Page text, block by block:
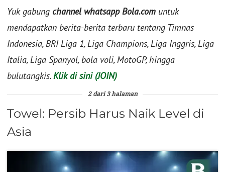
Yuk gabung channel whatsapp Bola.com untuk
mendapatkan berita-berita terbaru tentang Timnas
Indonesia, BRI Liga 1, Liga Champions, Liga Inggris, Liga
Italia, Liga Spanyol, bola voli, MotoGP, hingga
bulutangkis.Klik di sini (JOIN)
2 dari 3 halaman
Towel: Persib Harus Naik Level di
Asia